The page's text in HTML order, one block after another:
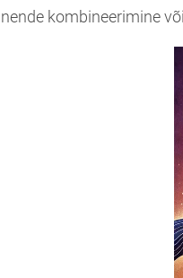
nende kombineerimine